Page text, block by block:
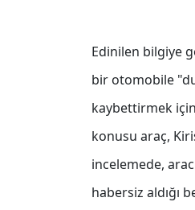
Edinilen bilgiye
bir otomobile
kaybettirmek
konusu araç,
incelemede,
habersiz aldığı